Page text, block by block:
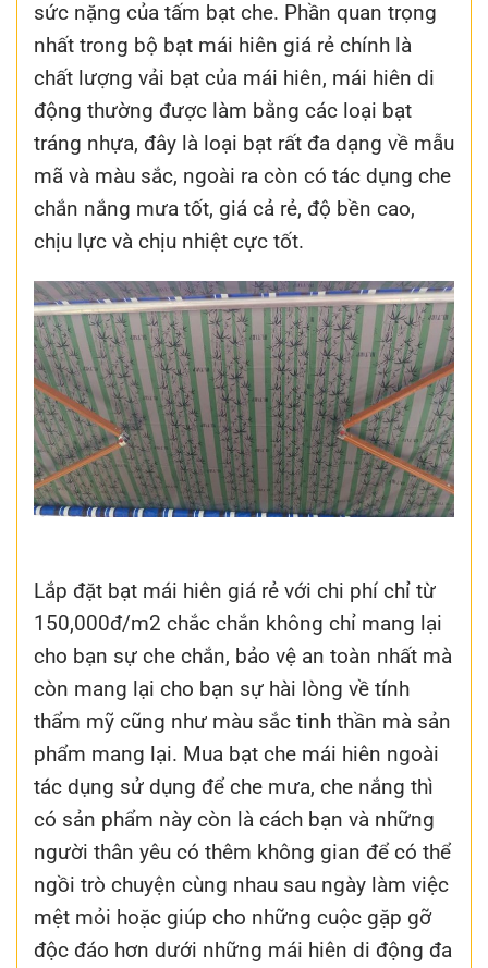
sức nặng của tấm bạt che. Phần quan trọng
nhất trong bộ bạt mái hiên giá rẻ chính là
chất lượng vải bạt của mái hiên, mái hiên di
động thường được làm bằng các loại bạt
tráng nhựa, đây là loại bạt rất đa dạng về mẫu
mã và màu sắc, ngoài ra còn có tác dụng che
chắn nắng mưa tốt, giá cả rẻ, độ bền cao,
chịu lực và chịu nhiệt cực tốt.
Lắp đặt bạt mái hiên giá rẻ với chi phí chỉ từ
150,000đ/m2 chắc chắn không chỉ mang lại
cho bạn sự che chắn, bảo vệ an toàn nhất mà
còn mang lại cho bạn sự hài lòng về tính
thẩm mỹ cũng như màu sắc tinh thần mà sản
phẩm mang lại. Mua bạt che mái hiên ngoài
tác dụng sử dụng để che mưa, che nắng thì
có sản phẩm này còn là cách bạn và những
người thân yêu có thêm không gian để có thể
ngồi trò chuyện cùng nhau sau ngày làm việc
mệt mỏi hoặc giúp cho những cuộc gặp gỡ
độc đáo hơn dưới những mái hiên di động đa